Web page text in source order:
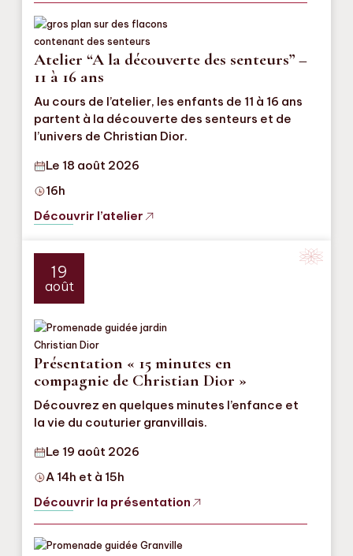
Atelier “A la découverte des senteurs” –
11 à 16 ans
Au cours de l’atelier, les enfants de 11 à 16 ans
partent à la découverte des senteurs et de
l’univers de Christian Dior.
Le 18 août 2026
16h
Découvrir l’atelier
19
août
Présentation « 15 minutes en
compagnie de Christian Dior »
Découvrez en quelques minutes l’enfance et
la vie du couturier granvillais.
Le 19 août 2026
A 14h et à 15h
Découvrir la présentation